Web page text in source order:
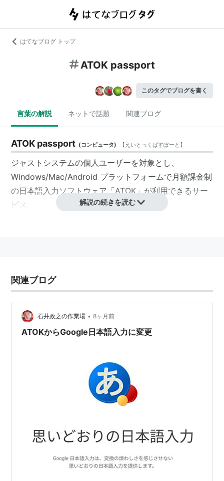
はてなブログ トップ
ATOK passport
このタグでブログを書く
言葉の解説 ネットで話題 関連ブログ
ATOK passport (コンピュータ) 【 えいとっくぱすぽーと 】
ジャストシステムの個人ユーザーを対象とし、
Windows/Mac/Android プラットフォームで月額課金制
の日本語入力ソフトウェア「ATOK」が利用できるサー
ビス。
解説の続きを読む
関連ブログ
石井政之の作業場 • 8ヶ月前
ATOKからGoogle日本語入力に変更